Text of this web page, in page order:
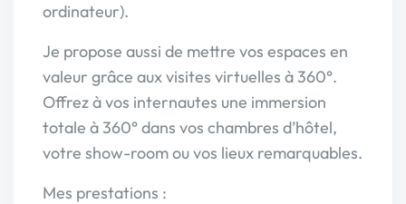
ordinateur).
Je propose aussi de mettre vos espaces en
valeur grâce aux visites virtuelles à 360°.
Offrez à vos internautes une immersion
totale à 360° dans vos chambres d’hôtel,
votre show-room ou vos lieux remarquables.
Mes prestations :